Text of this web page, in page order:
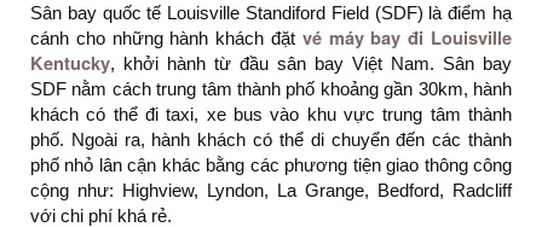
Sân bay quốc tế Louisville Standiford Field (SDF) là điểm hạ
cánh cho những hành khách đặt vé máy bay đi Louisville
Kentucky, khởi hành từ đầu sân bay Việt Nam. Sân bay
SDF nằm cách trung tâm thành phố khoảng gần 30km, hành
khách có thể đi taxi, xe bus vào khu vực trung tâm thành
phố. Ngoài ra, hành khách có thể di chuyển đến các thành
phố nhỏ lân cận khác bằng các phương tiện giao thông công
cộng như: Highview, Lyndon, La Grange, Bedford, Radcliff
với chi phí khá rẻ.